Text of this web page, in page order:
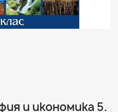
и икономика 5.